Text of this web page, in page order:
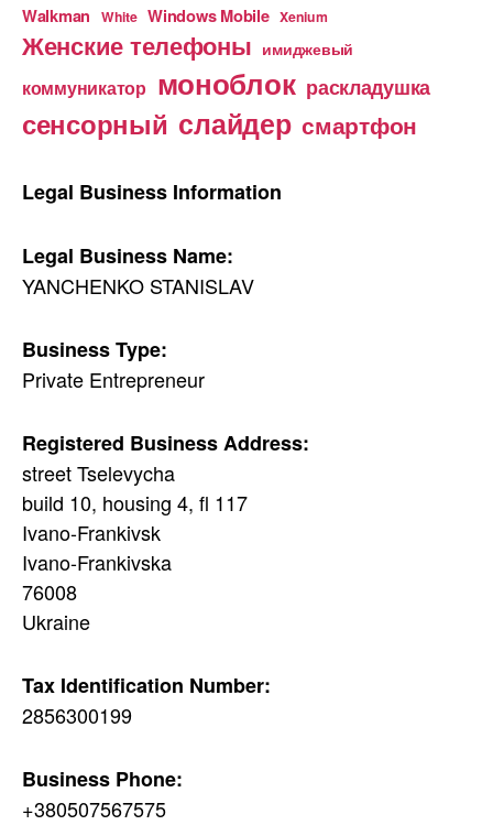
Walkman White Windows Mobile Xenium
Женские телефоны имиджевый
коммуникатор моноблок раскладушка
сенсорный слайдер смартфон
Legal Business Information
Legal Business Name:
YANCHENKO STANISLAV
Business Type:
Private Entrepreneur
Registered Business Address:
street Tselevycha
build 10, housing 4, fl 117
Ivano-Frankivsk
Ivano-Frankivska
76008
Ukraine
Tax Identification Number:
2856300199
Business Phone:
+380507567575